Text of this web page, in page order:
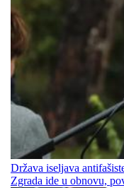
Država iseljava
Zgrada ide u obnovu,